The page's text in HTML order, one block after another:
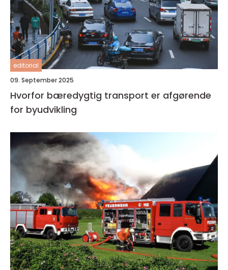
editorial
09. September 2025
Hvorfor bæredygtig transport er afgørende
for byudvikling